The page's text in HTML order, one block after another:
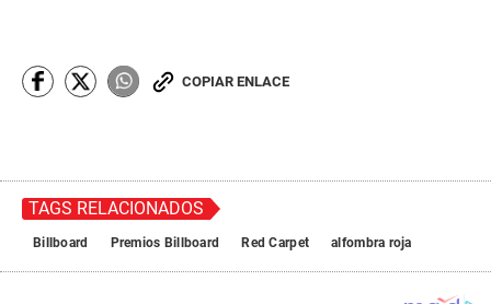
f
0
n
d
COPIAR ENLACE
TAGS RELACIONADOS
Billboard Premios Billboard Red Carpet alfombra roja